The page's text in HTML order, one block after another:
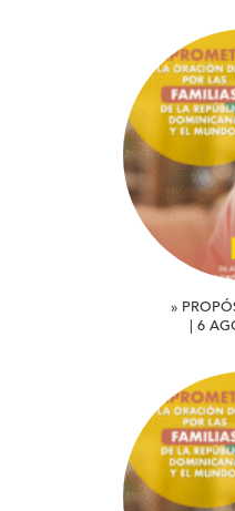
»
| 6